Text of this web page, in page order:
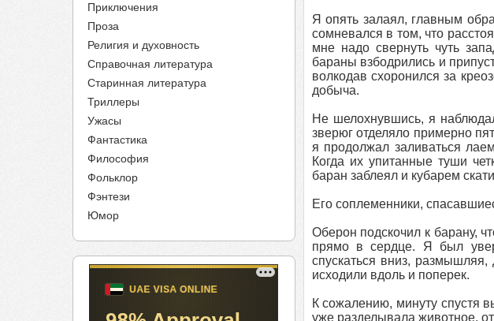
Приключения
Проза
Религия и духовность
Справочная литература
Старинная литература
Триллеры
Ужасы
Фантастика
Философия
Фольклор
Фэнтези
Юмор
Я опять залаял, главным
сомневался в том, что
мне надо свернуть чуть
бараны взбодрились и
волкодав схоронился за
добыча.
Не шелохнувшись, я
зверюг отделяло примерно
я продолжал заливаться
Когда их упитанные туши
баран заблеял и кубарем
Его соплеменники,
Оберон подскочил к барану,
прямо в сердце. Я был
спускаться вниз,
исходили вдоль и поперек.
К сожалению, минуту спустя
уже разделывала животное,